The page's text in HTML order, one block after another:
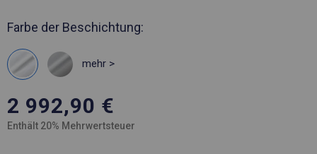
Farbe der Beschichtung:
mehr >
2 992,90 €
Enthält 20% Mehrwertsteuer